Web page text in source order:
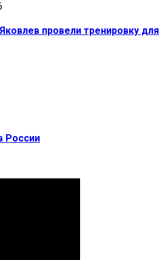
провели тренировку для
России